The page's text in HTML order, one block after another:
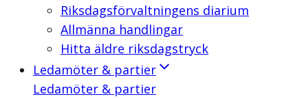
Riksdagsförvaltningens diarium
Allmänna handlingar
Hitta äldre riksdagstryck
Ledamöter & partier
Ledamöter & partier